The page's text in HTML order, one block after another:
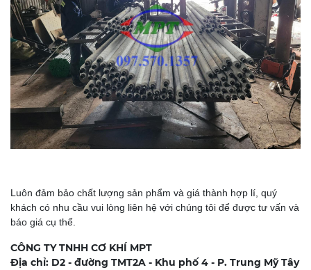
Luôn đảm bảo chất lượng sản phẩm và giá thành hợp lí, quý
khách có nhu cầu vui lòng liên hệ với chúng tôi để được tư vấn và
báo giá cụ thể.
CÔNG TY TNHH CƠ KHÍ MPT
Địa chỉ: D2 - đường TMT2A - Khu phố 4 - P. Trung Mỹ Tây